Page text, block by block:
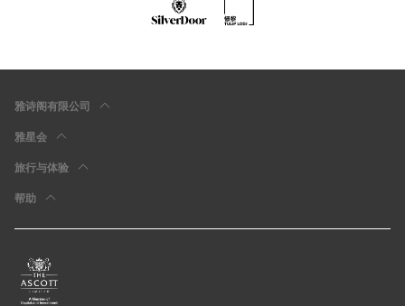
雅诗阁有限公司
雅星会
旅行与体验
帮助